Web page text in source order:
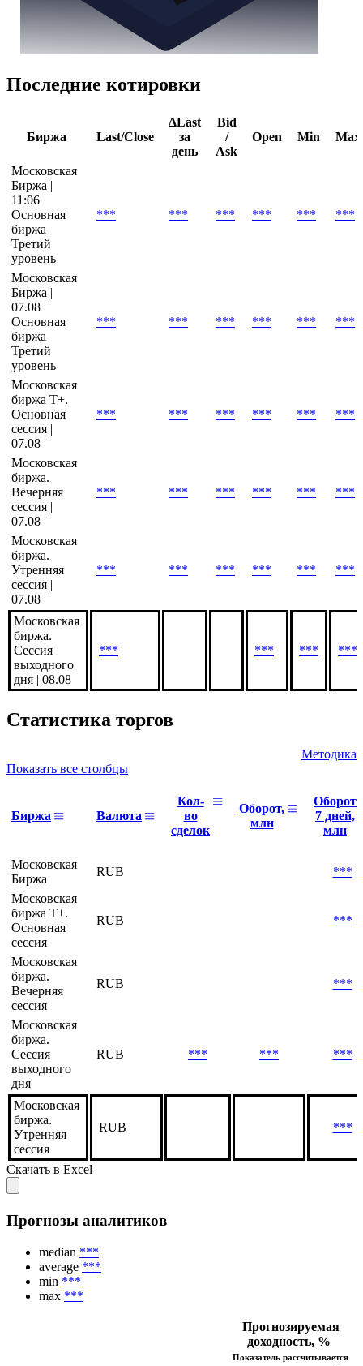
Последние котировки
Биржа Last/Close
ΔLast
за
день
Bid
/
Ask
Open Min Max
Московская
Биржа |
11:06
Основная
биржа
Третий
уровень
*** *** *** *** *** ***
Московская
Биржа |
07.08
Основная
биржа
Третий
уровень
*** *** *** *** *** ***
Московская
биржа Т+.
Основная
сессия |
07.08
*** *** *** *** *** ***
Московская
биржа.
Вечерняя
сессия |
07.08
*** *** *** *** *** ***
Московская
биржа.
Утренняя
сессия |
07.08
*** *** *** *** *** ***
Московская
биржа.
Сессия
выходного
дня | 08.08
*** *** *** ***
Статистика торгов
Методика
Показать все столбцы
Биржа Валюта
Кол-
во
сделок
Оборот,
млн
Оборот
7 дней,
млн
Московская
Биржа
RUB
***
Московская
биржа Т+.
Основная
сессия
RUB ***
Московская
биржа.
Вечерняя
сессия
RUB ***
Московская
биржа.
Сессия
выходного
дня
RUB *** *** ***
Московская
биржа.
Утренняя
сессия
RUB ***
Скачать в Excel
Прогнозы аналитиков
median ***
average ***
min ***
max ***
Прогнозируемая
доходность, %
Показатель рассчитывается